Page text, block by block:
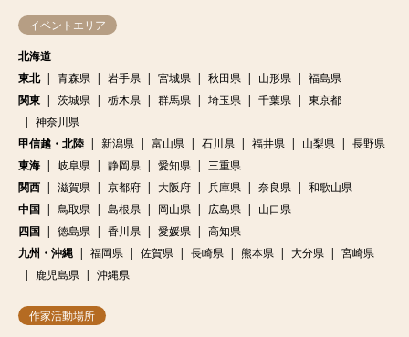
イベントエリア
北海道
東北
青森県 岩手県 宮城県 秋田県 山形県
福島県
関東
茨城県 栃木県 群馬県 埼玉県 千葉県
東京都
神奈川県
甲信越・北陸
新潟県 富山県 石川県 福井県 山梨県
長野県
東海
岐阜県 静岡県 愛知県
三重県
関西
滋賀県 京都府 大阪府 兵庫県 奈良県
和歌山県
中国
鳥取県 島根県 岡山県 広島県
山口県
四国
徳島県 香川県 愛媛県
高知県
九州・沖縄
福岡県 佐賀県 長崎県 熊本県 大分県
宮崎県
鹿児島県
沖縄県
作家活動場所